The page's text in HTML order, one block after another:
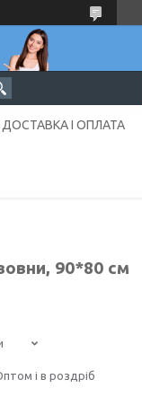
ДОСТАВКА І ОПЛАТА
90*80 см
і в роздріб